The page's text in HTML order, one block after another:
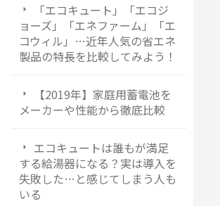
「エコキュート」「エコジ
ョーズ」「エネファーム」「エ
コウィル」…近年人気の省エネ
製品の特長を比較してみよう！
【2019年】家庭用蓄電池を
メーカーや性能から徹底比較
エコキュートは誰もが満足
する給湯器になる？実は導入を
失敗した…と感じてしまう人も
いる